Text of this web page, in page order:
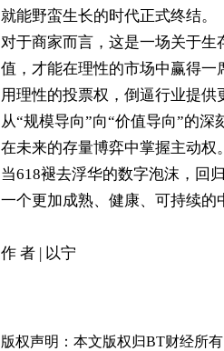
就能野蛮生长的时代正式终结。
对于商家而言，这是一场关于生
值，才能在理性的市场中赢得一
用理性的投票权，倒逼行业提
从“规模导向”向“价值导向”的
在未来的存量博弈中掌握主动权。
当618褪去浮华的数字泡沫，回
一个更加成熟、健康、可持续的
作 者 | 以宁
版权声明：本文版权归BT财经所